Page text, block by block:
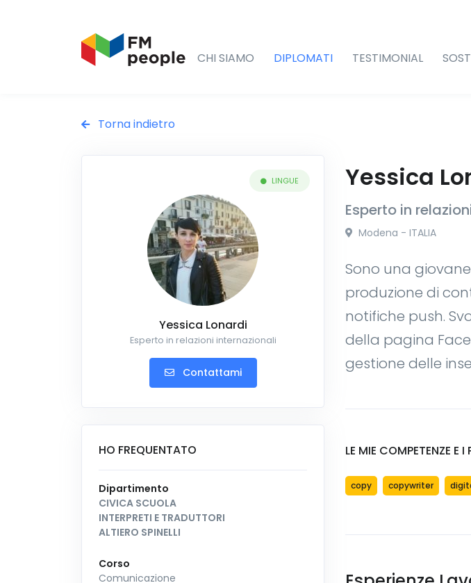
CHI SIAMO DIPLOMATI TESTIMONIAL
Torna indietro
LINGUE
Yessica Lonardi
Esperto in relazioni internazionali
Contattami
HO FREQUENTATO
Dipartimento
CIVICA SCUOLA
INTERPRETI E TRADUTTORI
ALTIERO SPINELLI
Corso
Comunicazione
Yessica
Esperto in
Modena - ITALIA
Sono una
produzione di
notifiche push.
della pagina
gestione delle
LE MIE COMPETENZE E
copy copywriter